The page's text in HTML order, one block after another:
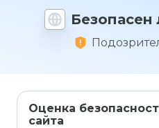
Безопасен
Оценка
сайта
1 до 5?